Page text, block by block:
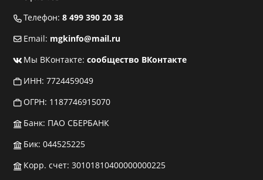
Телефон: 8 499 390 20 38
Email: mgkinfo@mail.ru
Мы ВКонтакте: сообщество ВКонтакте
ИНН: 7724459049
ОГРН: 1187746915070
Банк: ПАО СБЕРБАНК
Бик: 044525225
Корр. счет: 30101810400000000225